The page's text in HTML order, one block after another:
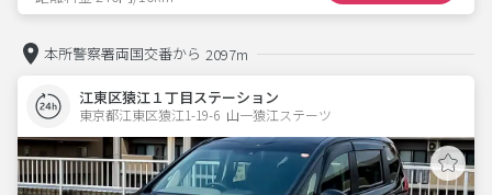
本所警察署両国交番から 2097m
江東区猿江１丁目ステーション
東京都江東区猿江1-19-6  山一猿江ステーツ